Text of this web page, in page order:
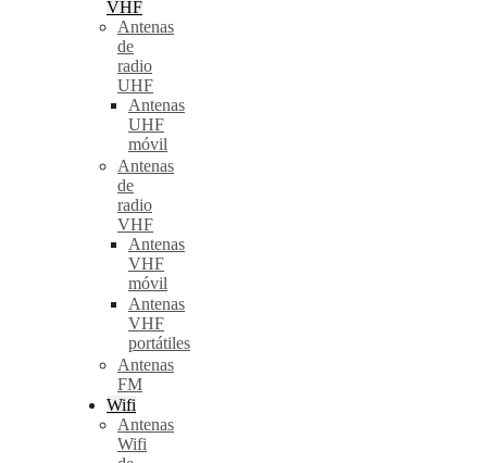
VHF
Antenas
de
radio
UHF
Antenas
UHF
móvil
Antenas
de
radio
VHF
Antenas
VHF
móvil
Antenas
VHF
portátiles
Antenas
FM
Wifi
Antenas
Wifi